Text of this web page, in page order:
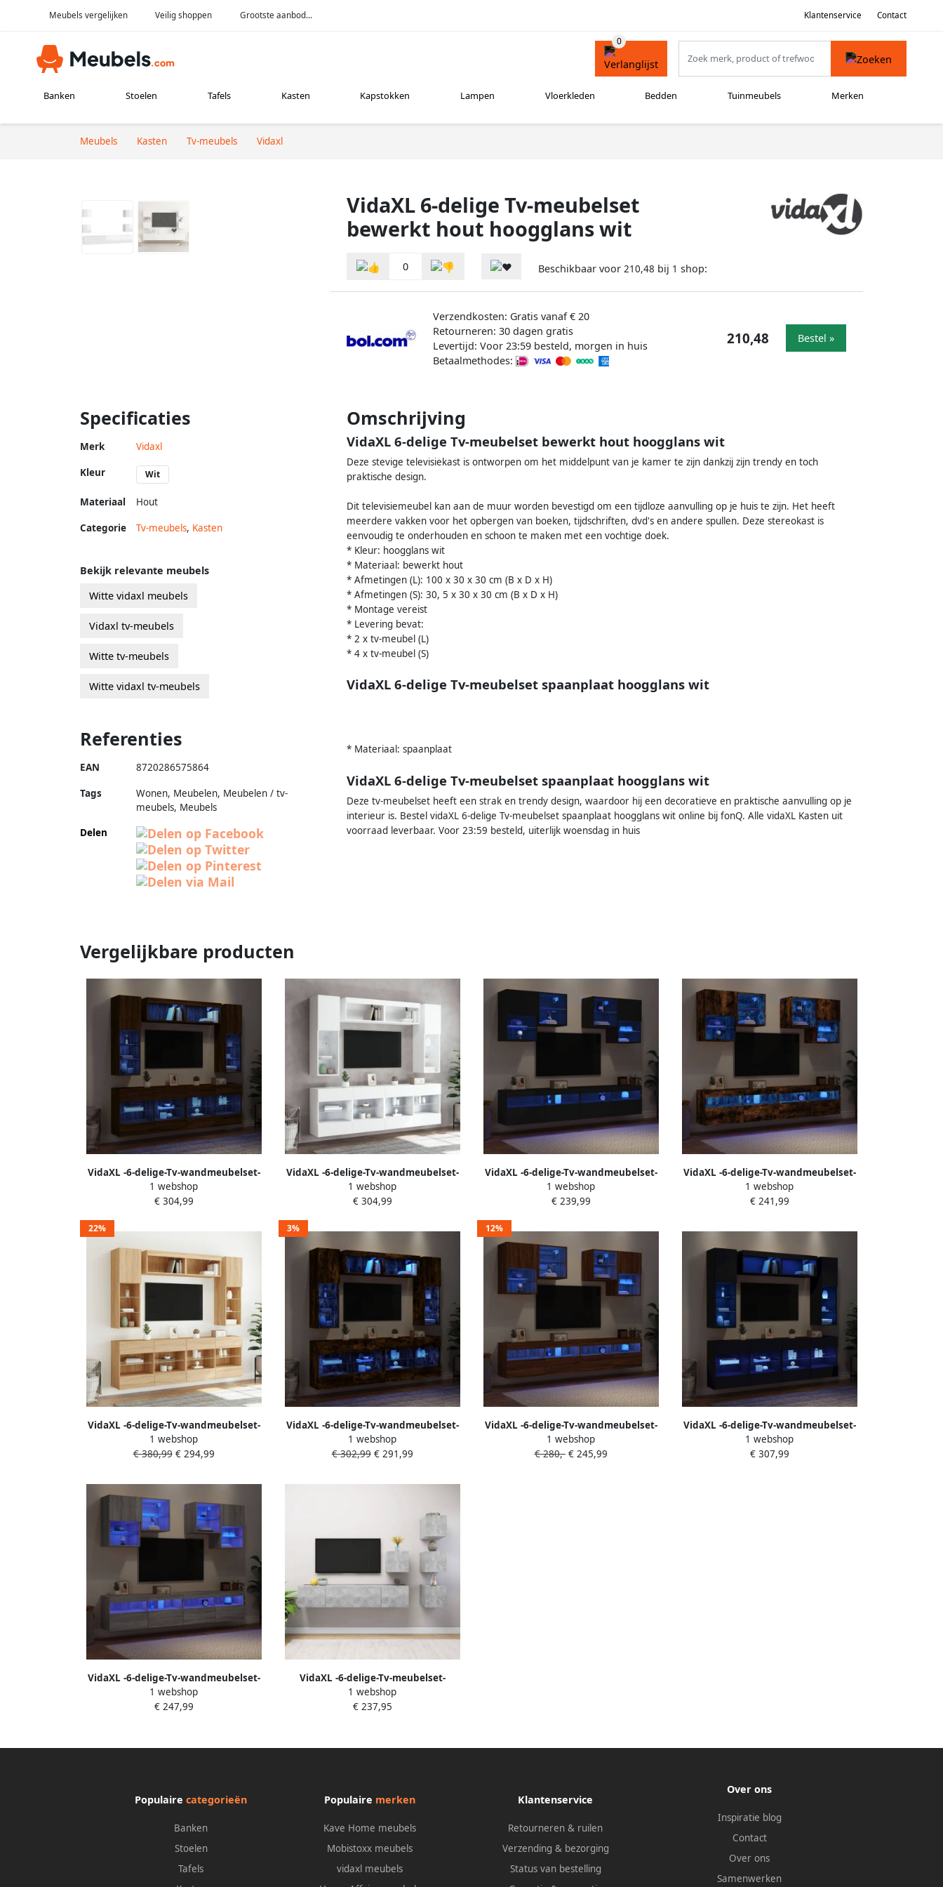
Meubels vergelijken Veilig shoppen Grootste aanbod... Klantenservice Contact
Banken Stoelen Tafels Kasten Kapstokken Lampen Vloerkleden Bedden Tuinmeubels Merken
Meubels Kasten Tv-meubels Vidaxl
VidaXL 6-delige Tv-meubelset
bewerkt hout hoogglans wit
0 Beschikbaar voor 210,48 bij 1 shop:
Verzendkosten: Gratis vanaf € 20
Retourneren: 30 dagen gratis
Levertijd: Voor 23:59 besteld, morgen in huis
Betaalmethodes:
210,48 Bestel »
Specificaties
Merk Vidaxl
Kleur Wit
Materiaal Hout
Categorie Tv-meubels, Kasten
Omschrijving
VidaXL 6-delige Tv-meubelset bewerkt hout hoogglans wit
Deze stevige televisiekast is ontworpen om het middelpunt van je kamer te zijn dankzij zijn trendy en toch
praktische design.
Dit televisiemeubel kan aan de muur worden bevestigd om een tijdloze aanvulling op je huis te zijn. Het heeft
meerdere vakken voor het opbergen van boeken, tijdschriften, dvd's en andere spullen. Deze stereokast is
eenvoudig te onderhouden en schoon te maken met een vochtige doek.
* Kleur: hoogglans wit
* Materiaal: bewerkt hout
* Afmetingen (L): 100 x 30 x 30 cm (B x D x H)
* Afmetingen (S): 30, 5 x 30 x 30 cm (B x D x H)
* Montage vereist
* Levering bevat:
* 2 x tv-meubel (L)
* 4 x tv-meubel (S)
VidaXL 6-delige Tv-meubelset spaanplaat hoogglans wit
* Materiaal: spaanplaat
VidaXL 6-delige Tv-meubelset spaanplaat hoogglans wit
Deze tv-meubelset heeft een strak en trendy design, waardoor hij een decoratieve en praktische aanvulling op je
interieur is. Bestel vidaXL 6-delige Tv-meubelset spaanplaat hoogglans wit online bij fonQ. Alle vidaXL Kasten uit
voorraad leverbaar. Voor 23:59 besteld, uiterlijk woensdag in huis
Bekijk relevante meubels
Witte vidaxl meubels
Vidaxl tv-meubels
Witte tv-meubels
Witte vidaxl tv-meubels
Referenties
EAN 8720286575864
Tags
Wonen, Meubelen, Meubelen / tv-
meubels, Meubels
Delen
Vergelijkbare producten
VidaXL -6-delige-Tv-wandmeubelset-
met-LED-verlichting-bruineikenkleurig
1 webshop
€ 304,99
VidaXL -6-delige-Tv-wandmeubelset-
met-LED-verlichting-wit
1 webshop
€ 304,99
VidaXL -6-delige-Tv-wandmeubelset-
met-LED-verlichting-zwart
1 webshop
€ 239,99
VidaXL -6-delige-Tv-wandmeubelset-
met-LED-verlichting-gerookt-eiken
1 webshop
€ 241,99
22%
VidaXL -6-delige-Tv-wandmeubelset-
met-LED-verlichting-sonoma-
eikenkleur
1 webshop
€ 380,99€ 294,99
3%
VidaXL -6-delige-Tv-wandmeubelset-
met-LED-verlichting-gerookt-eiken
1 webshop
€ 302,99€ 291,99
12%
VidaXL -6-delige-Tv-wandmeubelset-
met-LED-verlichting-bruineikenkleurig
1 webshop
€ 280,-€ 245,99
VidaXL -6-delige-Tv-wandmeubelset-
met-LED-verlichting-zwart
1 webshop
€ 307,99
VidaXL -6-delige-Tv-wandmeubelset-
met-LED-verlichting-grijs-sonoma
1 webshop
€ 247,99
VidaXL -6-delige-Tv-meubelset-
spaanplaat-betongrijs
1 webshop
€ 237,95
Populairecategorieën
Banken
Stoelen
Tafels
Populaire merken
Kave Home meubels
Mobistoxx meubels
vidaxl meubels
Klantenservice
Retourneren & ruilen
Verzending & bezorging
Status van bestelling
Over ons
Inspiratie blog
Contact
Over ons
Samenwerken